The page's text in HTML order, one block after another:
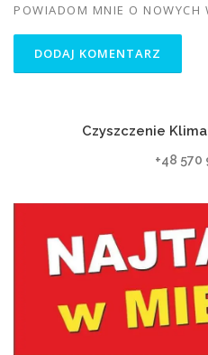
POWIADOM MNIE O NOWYCH
Czyszczenie
+48 570